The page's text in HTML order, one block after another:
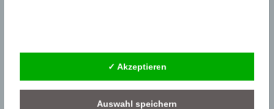
KRITIS
Gewaltschutzkoordinator im
Siedlungsabfallentsorgung
Gewaltschutzkoordinator in Behörden –
✓ Akzeptieren
Auswahl speichern